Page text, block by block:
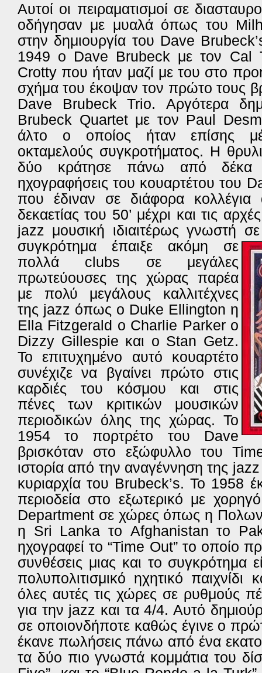
Αυτοί οι πειραματισμοί σε
οδήγησαν με μυαλά όπως του
στην δημιουργία του Dave
1949 ο Dave Brubeck με τον Cal
Crotty που ήταν μαζί με του στο
σχήμα του έκοψαν τον πρώτο τους
Dave Brubeck Trio. Αργότερα
Brubeck Quartet με τον Paul
άλτο ο οποίος ήταν επίσης
οκταμελούς συγκροτήματος. Η
δύο κράτησε πάνω από δέκα
ηχογραφήσεις του κουαρτέτου του
που έδιναν σε διάφορα
δεκαετίας του 50’ μέχρι και τις
jazz μουσική ιδιαιτέρως γνωστή σε
συγκρότημα έπαιξε ακόμη σε
πολλά clubs σε μεγάλες
πρωτεύουσες της χώρας παρέα
με πολύ μεγάλους καλλιτέχνες
της jazz όπως ο Duke Ellington η
Ella Fitzgerald ο Charlie Parker ο
Dizzy Gillespie και ο Stan Getz.
Το επιτυχημένο αυτό κουαρτέτο
συνέχιζε να βγαίνει πρώτο στις
καρδιές του κόσμου και στις
πένες των κριτικών μουσικών
περιοδικών όλης της χώρας. Το
1954 το πορτρέτο του Dave
βρισκόταν στο εξώφυλλο του
ιστορία από την αναγέννηση της jazz
κυριαρχία του Brubeck’s. Το 1958
περιοδεία στο εξωτερικό με
Department σε χώρες όπως η
η Sri Lanka το Afghanistan το
ηχογραφεί το “Time Out” το οποίο
συνθέσεις μιας και το συγκρότημα
πολυπολιτισμικό ηχητικό
όλες αυτές τις χώρες σε ρυθμούς
για την jazz και τα 4/4. Αυτό
σε οποιονδήποτε καθώς έγινε ο
έκανε πωλήσεις πάνω από ένα
τα δύο πιο γνωστά κομμάτια του